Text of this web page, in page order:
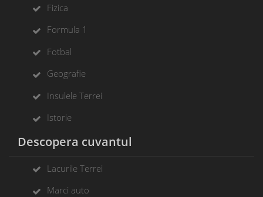
Fizica
Formula 1
Fotbal
Geografie
Insulele Terrei
Istorie
Descopera cuvantul
Lacurile Terrei
Marci auto